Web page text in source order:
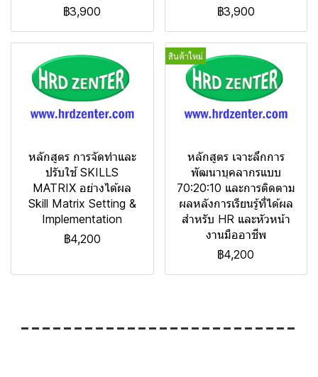
฿3,900
฿3,900
หลักสูตร การจัดทำและ
ปรับใช้ SKILLS
MATRIX อย่างได้ผล
Skill Matrix Setting &
Implementation
฿4,200
สินค้าใหม่
หลักสูตร เจาะลึกการ
พัฒนาบุคลากรแบบ
70:20:10 และการติดตาม
ผลหลังการเรียนรู้ที่ได้ผล
สำหรับ HR และหัวหน้า
งานมืออาชีพ
฿4,200